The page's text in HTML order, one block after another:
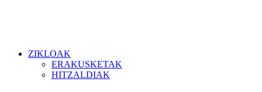
ZIKLOAK
ERAKUSKETAK
HITZALDIAK